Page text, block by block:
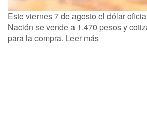
Este viernes 7 de agosto el dólar
Nación se vende a 1.470 pesos y
para la compra. Leer más